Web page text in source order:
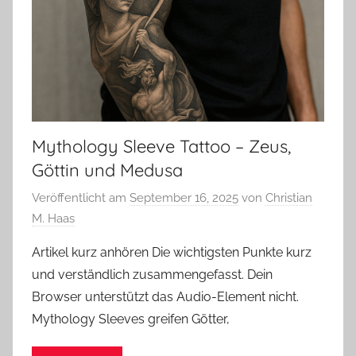
Mythology Sleeve Tattoo – Zeus,
Göttin und Medusa
Veröffentlicht am September 16, 2025 von Christian
M. Haas
Artikel kurz anhören Die wichtigsten Punkte kurz
und verständlich zusammengefasst. Dein
Browser unterstützt das Audio-Element nicht.
Mythology Sleeves greifen Götter,